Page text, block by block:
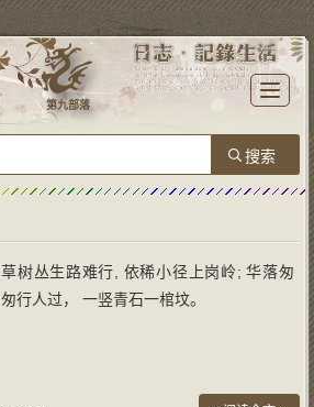
T
o
l
e
n
i
n
第九部落
草树丛生路难行, 依稀小径上岗岭; 华落匆
匆行人过， 一竖青石一棺坟。